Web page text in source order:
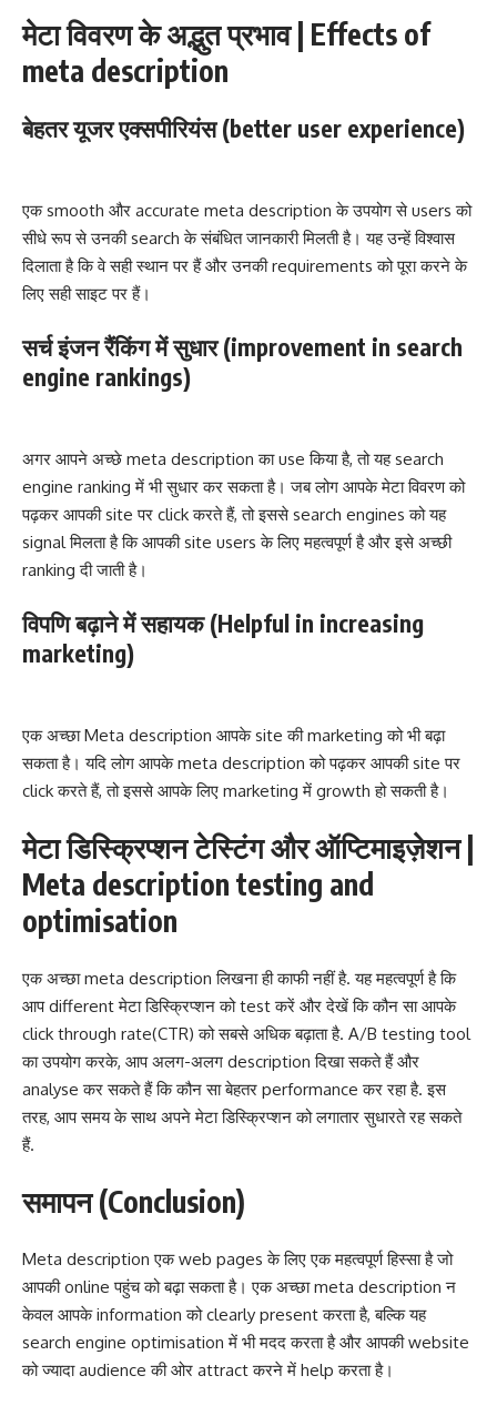
मेटा विवरण के अद्भुत प्रभाव | Effects of
meta description
बेहतर यूजर एक्सपीरियंस (better user experience)
एक smooth और accurate meta description के उपयोग से users को
सीधे रूप से उनकी search के संबंधित जानकारी मिलती है। यह उन्हें विश्वास
दिलाता है कि वे सही स्थान पर हैं और उनकी requirements को पूरा करने के
लिए सही साइट पर हैं।
सर्च इंजन रैंकिंग में सुधार (improvement in search
engine rankings)
अगर आपने अच्छे meta description का use किया है, तो यह search
engine ranking में भी सुधार कर सकता है। जब लोग आपके मेटा विवरण को
पढ़कर आपकी site पर click करते हैं, तो इससे search engines को यह
signal मिलता है कि आपकी site users के लिए महत्वपूर्ण है और इसे अच्छी
ranking दी जाती है।
विपणि बढ़ाने में सहायक(Helpful in increasing
marketing)
एक अच्छा Meta description आपके site की marketing को भी बढ़ा
सकता है। यदि लोग आपके meta description को पढ़कर आपकी site पर
click करते हैं, तो इससे आपके लिए marketing में growth हो सकती है।
मेटा डिस्क्रिप्शन टेस्टिंग और ऑप्टिमाइज़ेशन |
Meta description testing and
optimisation
एक अच्छा meta description लिखना ही काफी नहीं है. यह महत्वपूर्ण है कि
आप different मेटा डिस्क्रिप्शन को test करें और देखें कि कौन सा आपके
click through rate(CTR) को सबसे अधिक बढ़ाता है. A/B testing tool
का उपयोग करके, आप अलग-अलग description दिखा सकते हैं और
analyse कर सकते हैं कि कौन सा बेहतर performance कर रहा है. इस
तरह, आप समय के साथ अपने मेटा डिस्क्रिप्शन को लगातार सुधारते रह सकते
हैं.
समापन (Conclusion)
Meta description एक web pages के लिए एक महत्वपूर्ण हिस्सा है जो
आपकी online पहुंच को बढ़ा सकता है। एक अच्छा meta description न
केवल आपके information को clearly present करता है, बल्कि यह
search engine optimisation में भी मदद करता है और आपकी website
को ज्यादा audience की ओर attract करने में help करता है।